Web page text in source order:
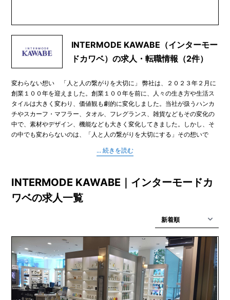
INTERMODE KAWABE（インターモー
ドカワベ）の求人・転職情報（2件）
変わらない想い 「人と人の繋がりを大切に」 弊社は、２０２３年２月に
創業１００年を迎えました。創業１００年を前に、人々の生き方や生活ス
タイルは大きく変わり、価値観も劇的に変化しました。当社が扱うハンカ
チやスカーフ・マフラー、タオル、フレグランス、雑貨などもその変化の
中で、素材やデザイン、機能なども大きく変化してきました。しかし、そ
の中でも変わらないのは、「人と人の繋がりを大切にする」その想いで
伝えるだけではなく、人と人が繋がるコミュニケーションツールとしてな
にしていきたいと考えます。企業は、人が人のために行う人の活動です。
だからこそ、お客様、お取引先、ステークホルダー、地域、社会、社員、
INTERMODE KAWABE｜インターモードカ
ワベの求人一覧